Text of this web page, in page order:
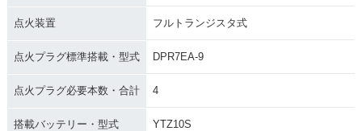
点火装置 フルトランジスタ式
点火プラグ標準搭載・型式 DPR7EA-9
点火プラグ必要本数・合計 4
搭載バッテリー・型式 YTZ10S